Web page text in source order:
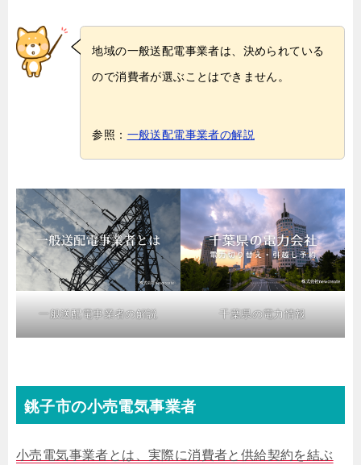
地域の一般送配電事業者は、決められている
ので消費者が選ぶことはできません。
参照： 一般送配電事業者の解説
一般送配電事業者の解説 千葉県の電力情報
銚子市の小売電気事業者
小売電気事業者とは、実際に消費者と供給契約を結ぶ